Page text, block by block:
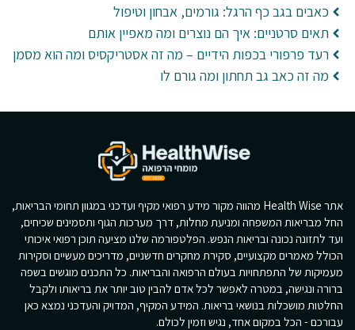
כאבים בגב כף הרגל: גורמים, אבחון וטיפול
תאים סרטניים: איך הם נוצרים ומה מאפיין אותם
רעד פרפורי בכפות הידיים – מה זה אסטריקסיס ומה הוא מסמן
מה זה כאב גב תחתון ומה גורם לו
אתר Health Wise מהווה מקור מידע רפואי מקיף ועדכני במגוון תחומי הבריאות,
החל מבריאות המשפחה ומניעת מחלות, דרך מערכות הגוף ותסמינים שכיחים,
ועד לתזונה נכונה ובריאות הנפש. הפלטפורמה שלנו מציעה תוכן רפואי איכותי
הכולל מאמרים מקצועיים, סקירת מחקרים חדשניים, מדריכים מעשיים וסקירות
מעמיקות של התפתחויות בעולם הרפואה והבריאות. כל התכנים מוגשים בשפה
ברורה ונגישה, במטרה לאפשר לכל אדם להבין טוב יותר את בריאותו ולקבל
החלטות מושכלות בנושאי בריאות. המידע המקיף, המדויק והעדכני נמצא כאן
עבורכם - הכל במקום אחד, נגיש וזמין לכולם.